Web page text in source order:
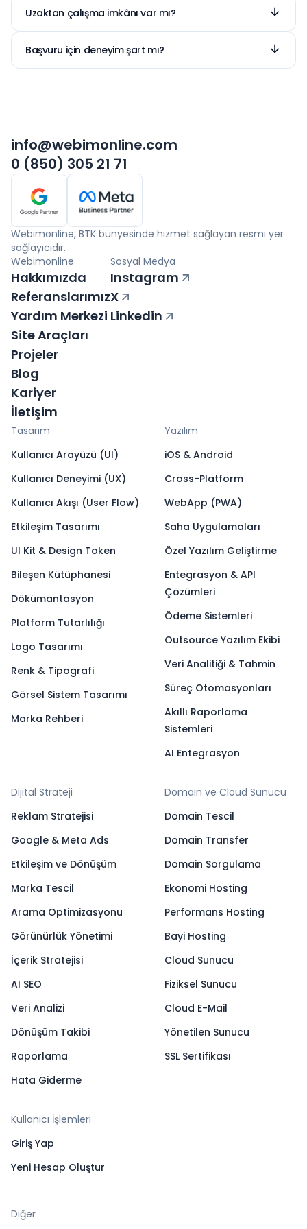
gösterebilir.
değerlendiriyoruz. Değerlendirme süreci
hakkında sizinle iletişime geçiyoruz.
Uzaktan çalışma imkânı var mı?
Evet. Uygun pozisyonlarda uzaktan çalışma
imkânı bulunabilir.
Başvuru için deneyim şart mı?
Deneyim tek başına belirleyici değildir.
adayları da değerlendiriyoruz.
info@webimonline.com
0 (850) 305 21 71
Webimonline, BTK bünyesinde hizmet sağlayan resmi yer
sağlayıcıdır.
Webimonline
Hakkımızda
Referanslarımız
Yardım Merkezi
Site Araçları
Projeler
Blog
Kariyer
İletişim
Sosyal Medya
Instagram
X
Linkedin
Tasarım
Kullanıcı Arayüzü (UI)
Kullanıcı Deneyimi (UX)
Kullanıcı Akışı (User Flow)
Etkileşim Tasarımı
UI Kit & Design Token
Bileşen Kütüphanesi
Dökümantasyon
Platform Tutarlılığı
Logo Tasarımı
Renk & Tipografi
Görsel Sistem Tasarımı
Marka Rehberi
Yazılım
iOS & Android
Cross-Platform
WebApp (PWA)
Saha Uygulamaları
Özel Yazılım Geliştirme
Entegrasyon & API
Çözümleri
Ödeme Sistemleri
Outsource Yazılım Ekibi
Veri Analitiği & Tahmin
Süreç Otomasyonları
Akıllı Raporlama
Sistemleri
AI Entegrasyon
Dijital Strateji
Reklam Stratejisi
Google & Meta Ads
Etkileşim ve Dönüşüm
Marka Tescil
Arama Optimizasyonu
Görünürlük Yönetimi
İçerik Stratejisi
AI SEO
Veri Analizi
Dönüşüm Takibi
Raporlama
Hata Giderme
Domain ve Cloud Sunucu
Domain Tescil
Domain Transfer
Domain Sorgulama
Ekonomi Hosting
Performans Hosting
Bayi Hosting
Cloud Sunucu
Fiziksel Sunucu
Cloud E-Mail
Yönetilen Sunucu
SSL Sertifikası
Kullanıcı İşlemleri
Giriş Yap
Yeni Hesap Oluştur
Diğer